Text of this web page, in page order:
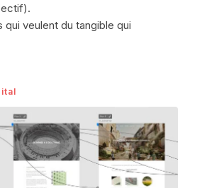
qui veulent du tangible qui